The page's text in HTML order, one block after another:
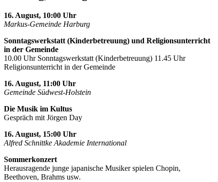
16. August, 10:00 Uhr
Markus-Gemeinde Harburg
Sonntagswerkstatt (Kinderbetreuung) und Religionsunterricht
in der Gemeinde
10.00 Uhr Sonntagswerkstatt (Kinderbetreuung) 11.45 Uhr
Religionsunterricht in der Gemeinde
16. August, 11:00 Uhr
Gemeinde Südwest-Holstein
Die Musik im Kultus
Gespräch mit Jörgen Day
16. August, 15:00 Uhr
Alfred Schnittke Akademie International
Sommerkonzert
Herausragende junge japanische Musiker spielen Chopin,
Beethoven, Brahms usw.